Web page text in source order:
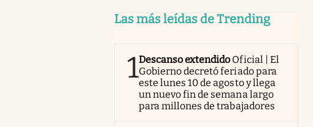
Las más leídas de Trending
1Descanso extendido Oficial | El
Gobierno decretó feriado para
este lunes 10 de agosto y llega
un nuevo fin de semana largo
para millones de trabajadores